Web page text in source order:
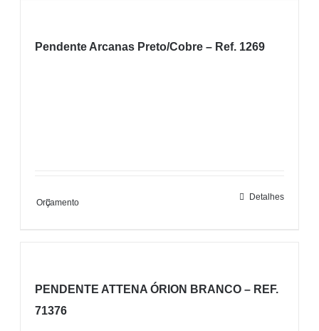
Pendente Arcanas Preto/Cobre – Ref. 1269
Orçamento
Detalhes
PENDENTE ATTENA ÓRION BRANCO – REF.
71376